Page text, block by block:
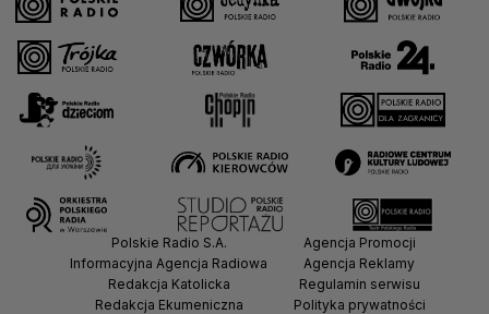
Polskie Radio S.A.
Informacyjna Agencja Radiowa
Redakcja Katolicka
Redakcja Ekumeniczna
Agencja Promocji
Agencja Reklamy
Regulamin serwisu
Polityka prywatności